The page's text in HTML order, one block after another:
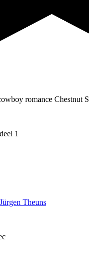
romance Chestnut
deel 1
Jürgen Theuns